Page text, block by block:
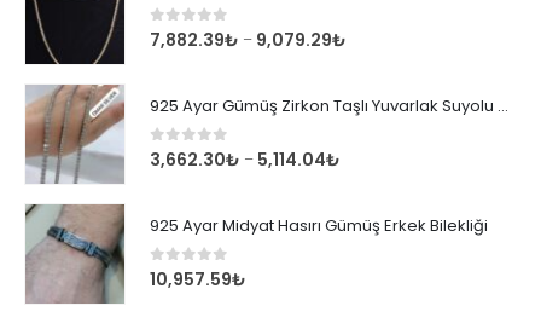
0 out of 5
7,882.39₺ – 9,079.29₺
925 Ayar Gümüş Zirkon Taşlı Yuvarlak Suyolu Bileklik
0 out of 5
3,662.30₺ – 5,114.04₺
925 Ayar Midyat Hasırı Gümüş Erkek Bilekliği
0out of 5
10,957.59₺